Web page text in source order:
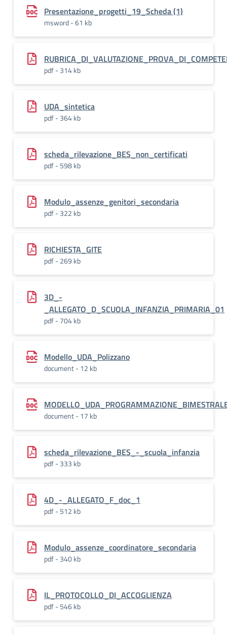
Presentazione_progetti_19_Scheda (1)
msword - 61 kb
pdf - 314 kb
UDA_sintetica
pdf - 364 kb
scheda_rilevazione_BES_non_certificati
pdf - 598 kb
Modulo_assenze_genitori_secondaria
pdf - 322 kb
RICHIESTA_GITE
pdf - 269 kb
3D_-
_ALLEGATO_D_SCUOLA_INFANZIA_PRIMARIA_01
pdf - 704 kb
Modello_UDA_Polizzano
document - 12 kb
document - 17 kb
scheda_rilevazione_BES_-_scuola_infanzia
pdf - 333 kb
4D_-_ALLEGATO_F_doc_1
pdf - 512 kb
Modulo_assenze_coordinatore_secondaria
pdf - 340 kb
IL_PROTOCOLLO_DI_ACCOGLIENZA
pdf - 546 kb